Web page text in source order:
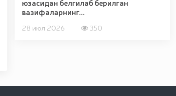
юзасидан белгилаб берилган
вазифаларнинг...
28 июл 2026 350